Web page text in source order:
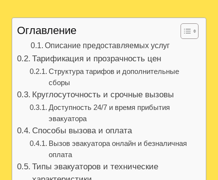
Оглавление
Описание предоставляемых услуг
Тарификация и прозрачность цен
Структура тарифов и дополнительные
сборы
Круглосуточность и срочные вызовы
Доступность 24/7 и время прибытия
эвакуатора
Способы вызова и оплата
Вызов эвакуатора онлайн и безналичная
оплата
Типы эвакуаторов и технические